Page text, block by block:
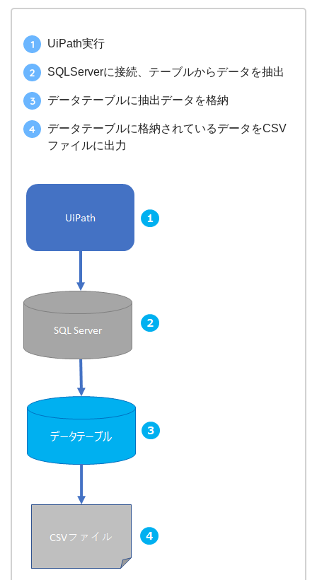
UiPath実行
SQLServerに接続、テーブルからデータを抽出
データテーブルに抽出データを格納
データテーブルに格納されているデータをCSV
ファイルに出力